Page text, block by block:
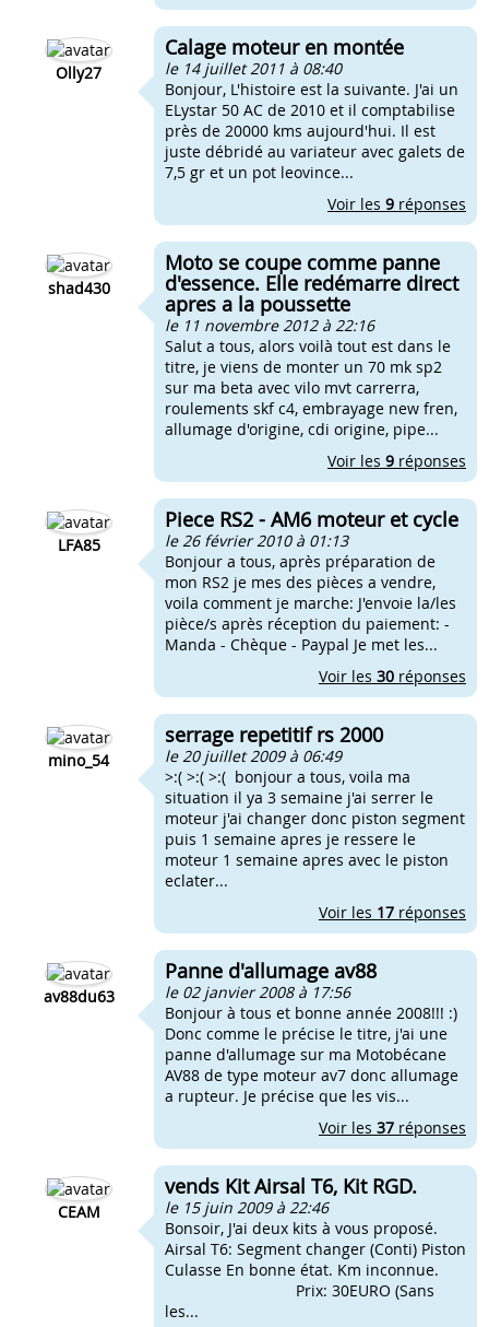
Olly27
Calage moteur en montée
le 14 juillet 2011 à 08:40
Bonjour, L'histoire est la suivante. J'ai un
ELystar 50 AC de 2010 et il comptabilise
près de 20000 kms aujourd'hui. Il est
juste débridé au variateur avec galets de
7,5 gr et un pot leovince...
Voir les 9 réponses
shad430
Moto se coupe comme panne
d'essence. Elle redémarre direct
apres a la poussette
le 11 novembre 2012 à 22:16
Salut a tous, alors voilà tout est dans le
titre, je viens de monter un 70 mk sp2
sur ma beta avec vilo mvt carrerra,
roulements skf c4, embrayage new fren,
allumage d'origine, cdi origine, pipe...
Voir les 9 réponses
LFA85
Piece RS2 - AM6 moteur et cycle
le 26 février 2010 à 01:13
Bonjour a tous, après préparation de
mon RS2 je mes des pièces a vendre,
voila comment je marche: J'envoie la/les
pièce/s après réception du paiement: -
Manda - Chèque - Paypal Je met les...
Voir les 30 réponses
mino_54
serrage repetitif rs 2000
le 20 juillet 2009 à 06:49
>:( >:( >:( bonjour a tous, voila ma
situation il ya 3 semaine j'ai serrer le
moteur j'ai changer donc piston segment
puis 1 semaine apres je ressere le
moteur 1 semaine apres avec le piston
eclater...
Voir les 17 réponses
av88du63
Panne d'allumage av88
le 02 janvier 2008 à 17:56
Bonjour à tous et bonne année 2008!!! :)
Donc comme le précise le titre, j'ai une
panne d'allumage sur ma Motobécane
AV88 de type moteur av7 donc allumage
a rupteur. Je précise que les vis...
Voir les 37 réponses
CEAM
vends Kit Airsal T6, Kit RGD.
le 15 juin 2009 à 22:46
Bonsoir, J'ai deux kits à vous proposé.
Airsal T6: Segment changer (Conti) Piston
Culasse En bonne état. Km inconnue.
Prix: 30EURO (Sans
les...